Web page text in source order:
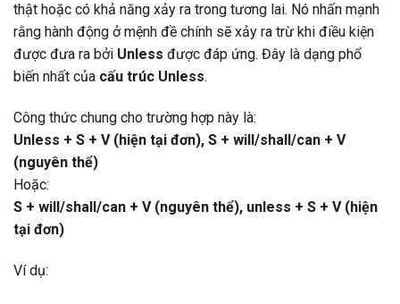
thật hoặc có khả năng xảy ra trong tương lai. Nó nhấn mạnh
rằng hành động ở mệnh đề chính sẽ xảy ra trừ khi điều kiện
được đưa ra bởi Unless được đáp ứng. Đây là dạng phổ
biến nhất của cấu trúc Unless.
Công thức chung cho trường hợp này là:
Unless + S + V (hiện tại đơn), S + will/shall/can + V
(nguyên thể)
Hoặc:
S + will/shall/can + V (nguyên thể), unless + S + V (hiện
tại đơn)
Ví dụ: